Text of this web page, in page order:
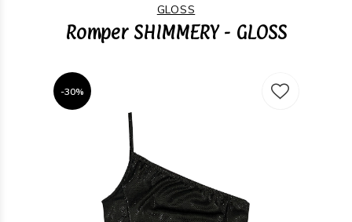
GLOSS
Romper SHIMMERY - GLOSS
-30%